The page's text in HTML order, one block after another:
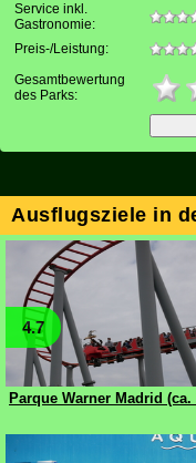
Service inkl.
Gastronomie:
Preis-/Leistung:
Gesamtbewertung
des Parks:
Ausflugsziele in
4.7
Parque Warner Madrid (ca.